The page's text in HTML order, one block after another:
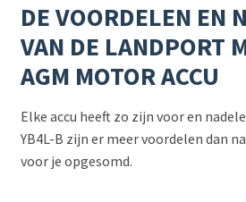
DE VOORDELEN EN
VAN DE LANDPORT
AGM MOTOR ACCU
Elke accu heeft zo zijn voor en
YB4L-B zijn er meer voordelen dan
voor je opgesomd.